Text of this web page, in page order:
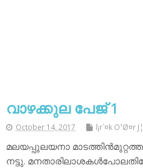
വാഴക്കുല പേജ് 1
October 14, 2017 l¡r´¤k O¹Ø¤r
മലയപ്പുലയനാ
നട്ടു.